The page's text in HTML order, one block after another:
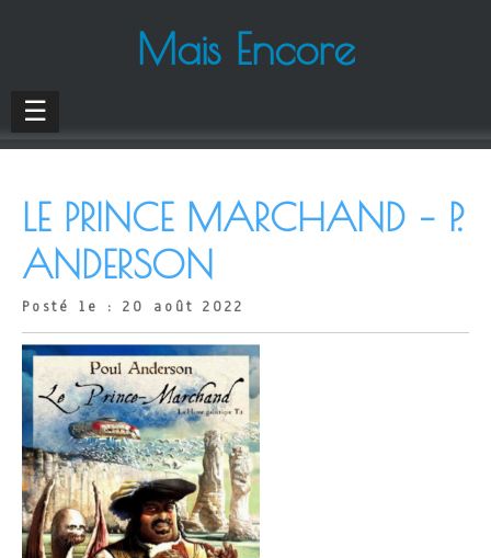
Mais Encore
☰
LE PRINCE MARCHAND – P.
ANDERSON
Posté le : 20 août 2022